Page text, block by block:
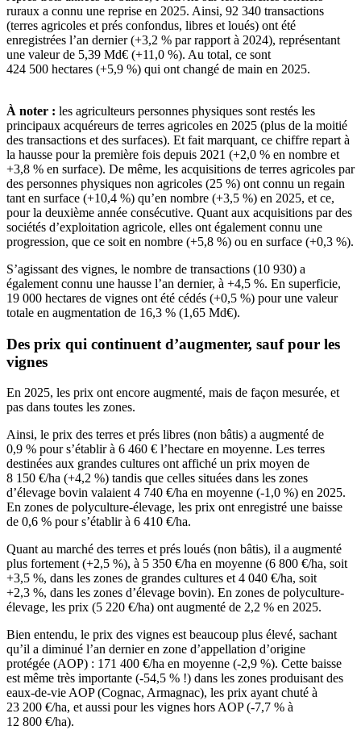
ruraux a connu une reprise en 2025. Ainsi, 92 340 transactions
(terres agricoles et prés confondus, libres et loués) ont été
enregistrées l’an dernier (+3,2 % par rapport à 2024), représentant
une valeur de 5,39 Md€ (+11,0 %). Au total, ce sont
424 500 hectares (+5,9 %) qui ont changé de main en 2025.
À noter : les agriculteurs personnes physiques sont restés les
principaux acquéreurs de terres agricoles en 2025 (plus de la moitié
des transactions et des surfaces). Et fait marquant, ce chiffre repart à
la hausse pour la première fois depuis 2021 (+2,0 % en nombre et
+3,8 % en surface). De même, les acquisitions de terres agricoles par
des personnes physiques non agricoles (25 %) ont connu un regain
tant en surface (+10,4 %) qu’en nombre (+3,5 %) en 2025, et ce,
pour la deuxième année consécutive. Quant aux acquisitions par des
sociétés d’exploitation agricole, elles ont également connu une
progression, que ce soit en nombre (+5,8 %) ou en surface (+0,3 %).
S’agissant des vignes, le nombre de transactions (10 930) a
également connu une hausse l’an dernier, à +4,5 %. En superficie,
19 000 hectares de vignes ont été cédés (+0,5 %) pour une valeur
totale en augmentation de 16,3 % (1,65 Md€).
Des prix qui continuent d’augmenter, sauf pour les
vignes
En 2025, les prix ont encore augmenté, mais de façon mesurée, et
pas dans toutes les zones.
Ainsi, le prix des terres et prés libres (non bâtis) a augmenté de
0,9 % pour s’établir à 6 460 € l’hectare en moyenne. Les terres
destinées aux grandes cultures ont affiché un prix moyen de
8 150 €/ha (+4,2 %) tandis que celles situées dans les zones
d’élevage bovin valaient 4 740 €/ha en moyenne (-1,0 %) en 2025.
En zones de polyculture-élevage, les prix ont enregistré une baisse
de 0,6 % pour s’établir à 6 410 €/ha.
Quant au marché des terres et prés loués (non bâtis), il a augmenté
plus fortement (+2,5 %), à 5 350 €/ha en moyenne (6 800 €/ha, soit
+3,5 %, dans les zones de grandes cultures et 4 040 €/ha, soit
+2,3 %, dans les zones d’élevage bovin). En zones de polyculture-
élevage, les prix (5 220 €/ha) ont augmenté de 2,2 % en 2025.
Bien entendu, le prix des vignes est beaucoup plus élevé, sachant
qu’il a diminué l’an dernier en zone d’appellation d’origine
protégée (AOP) : 171 400 €/ha en moyenne (-2,9 %). Cette baisse
est même très importante (-54,5 % !) dans les zones produisant des
eaux-de-vie AOP (Cognac, Armagnac), les prix ayant chuté à
23 200 €/ha, et aussi pour les vignes hors AOP (-7,7 % à
12 800 €/ha).